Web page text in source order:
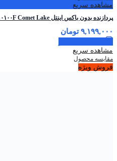
مشاهده سریع
پردازنده بدون باکس اینتل Core i۳ ۱۰۱۰۰F Comet Lake
۹,۱۹۹,۰۰۰ تومان
مشاهده سریع
مقایسه محصول
فروش ویژه